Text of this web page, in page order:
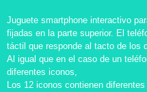
Juguete smartphone interactivo
fijadas en la parte superior. El
táctil que responde al tacto de los
Al igual que en el caso de un
diferentes iconos,
Los 12 iconos contienen